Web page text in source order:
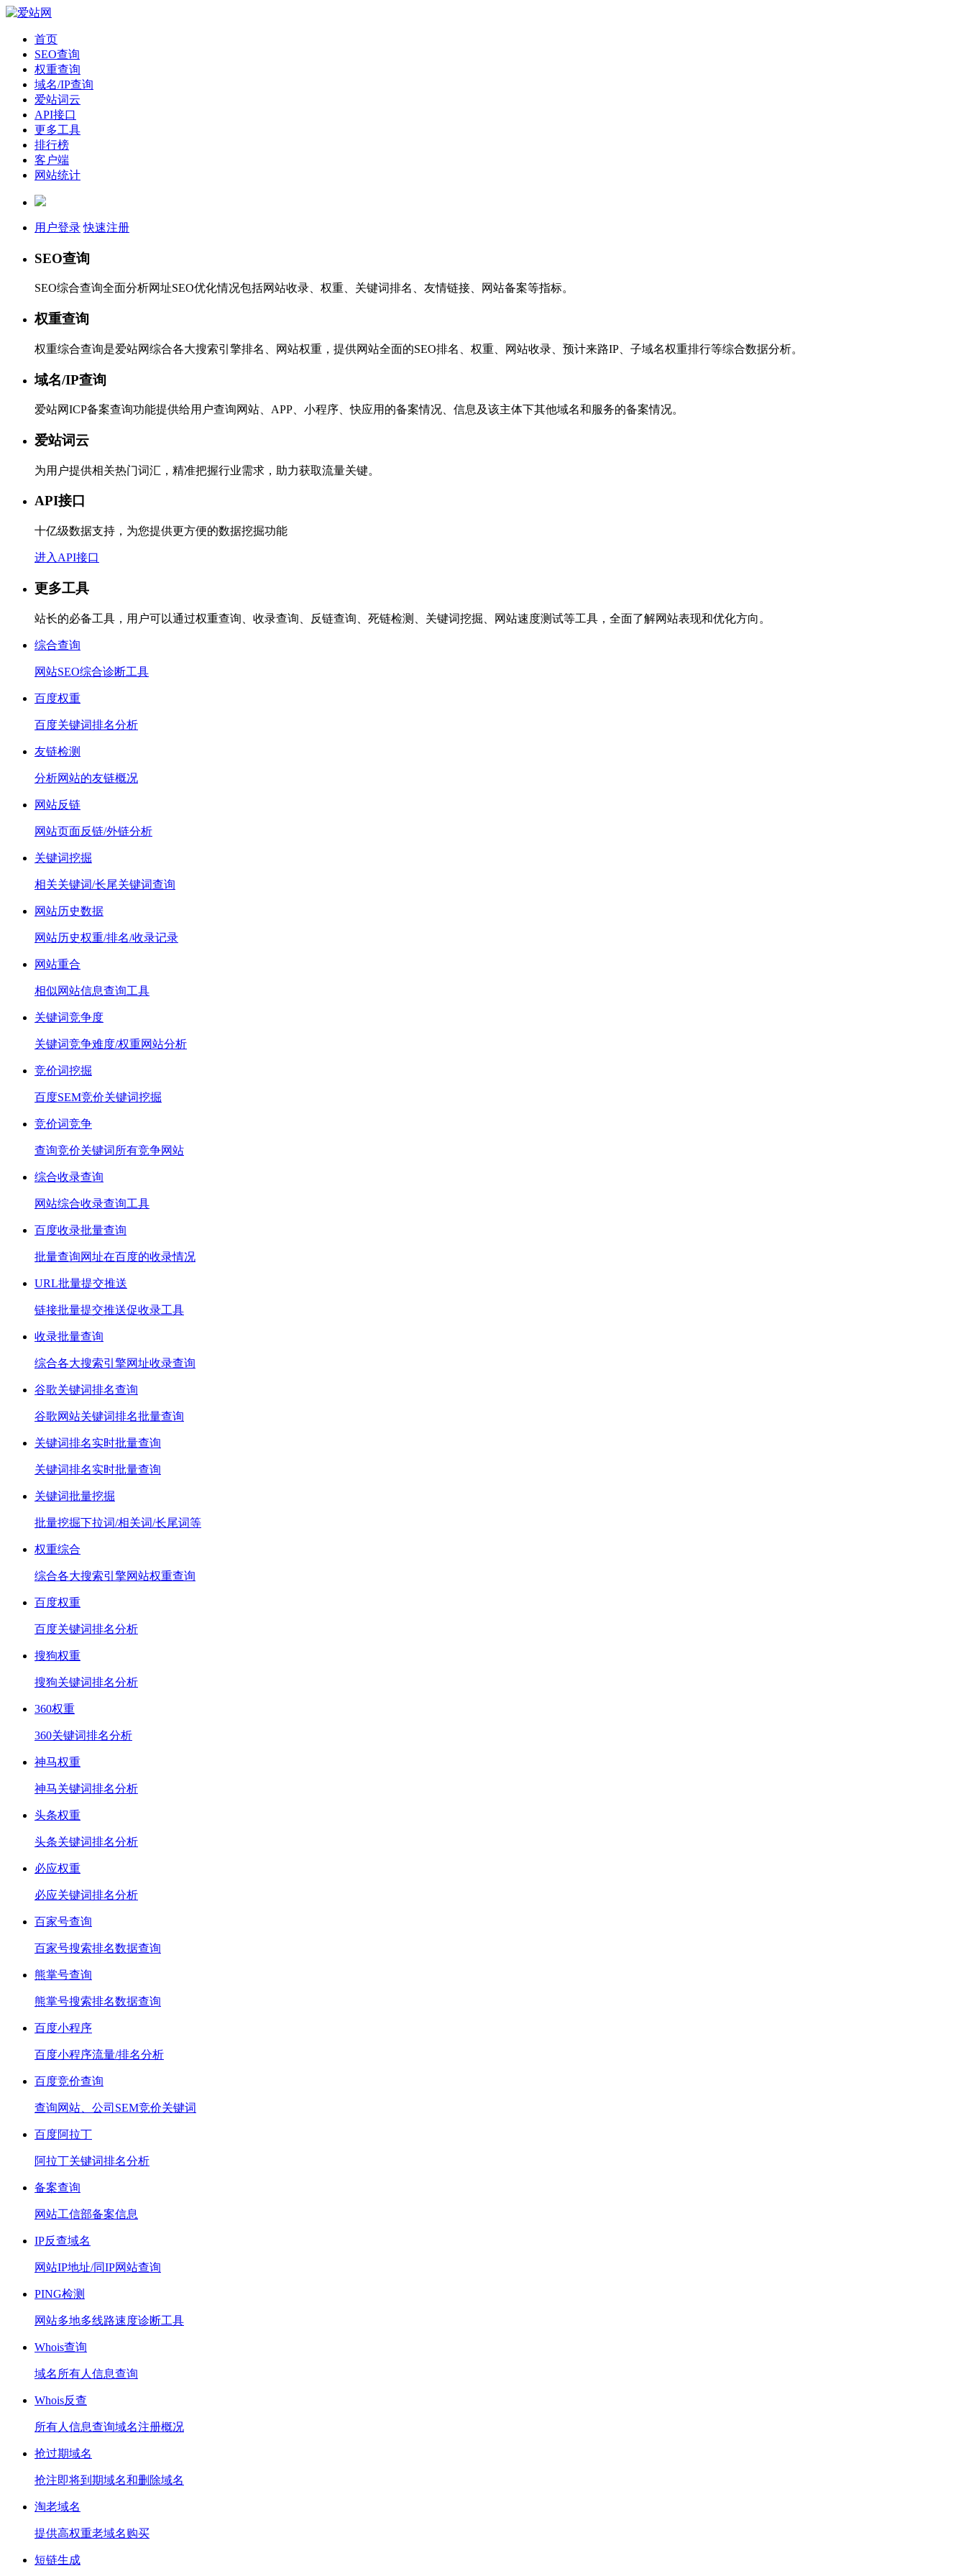
首页
SEO查询
权重查询
域名/IP查询
爱站词云
API接口
更多工具
排行榜
客户端
网站统计
用户登录 快速注册
SEO查询
SEO综合查询全面分析网址SEO优化情况包括网站收录、权重、关键词排名、友情链接、网站备案等指标。
权重查询
权重综合查询是爱站网综合各大搜索引擎排名、网站权重，提供网站全面的SEO排名、权重、网站收录、预计来路IP、子域名权重排行等综合数据分析。
域名/IP查询
爱站网ICP备案查询功能提供给用户查询网站、APP、小程序、快应用的备案情况、信息及该主体下其他域名和服务的备案情况。
爱站词云
为用户提供相关热门词汇，精准把握行业需求，助力获取流量关键。
API接口
十亿级数据支持，为您提供更方便的数据挖掘功能
进入API接口
更多工具
站长的必备工具，用户可以通过权重查询、收录查询、反链查询、死链检测、关键词挖掘、网站速度测试等工具，全面了解网站表现和优化方向。
综合查询
网站SEO综合诊断工具
百度权重
百度关键词排名分析
友链检测
分析网站的友链概况
网站反链
网站页面反链/外链分析
关键词挖掘
相关关键词/长尾关键词查询
网站历史数据
网站历史权重/排名/收录记录
网站重合
相似网站信息查询工具
关键词竞争度
关键词竞争难度/权重网站分析
竞价词挖掘
百度SEM竞价关键词挖掘
竞价词竞争
查询竞价关键词所有竞争网站
综合收录查询
网站综合收录查询工具
百度收录批量查询
批量查询网址在百度的收录情况
URL批量提交推送
链接批量提交推送促收录工具
收录批量查询
综合各大搜索引擎网址收录查询
谷歌关键词排名查询
谷歌网站关键词排名批量查询
关键词排名实时批量查询
关键词排名实时批量查询
关键词批量挖掘
批量挖掘下拉词/相关词/长尾词等
权重综合
综合各大搜索引擎网站权重查询
百度权重
百度关键词排名分析
搜狗权重
搜狗关键词排名分析
360权重
360关键词排名分析
神马权重
神马关键词排名分析
头条权重
头条关键词排名分析
必应权重
必应关键词排名分析
百家号查询
百家号搜索排名数据查询
熊掌号查询
熊掌号搜索排名数据查询
百度小程序
百度小程序流量/排名分析
百度竞价查询
查询网站、公司SEM竞价关键词
百度阿拉丁
阿拉丁关键词排名分析
备案查询
网站工信部备案信息
IP反查域名
网站IP地址/同IP网站查询
PING检测
网站多地多线路速度诊断工具
Whois查询
域名所有人信息查询
Whois反查
所有人信息查询域名注册概况
抢过期域名
抢注即将到期域名和删除域名
淘老域名
提供高权重老域名购买
短链生成